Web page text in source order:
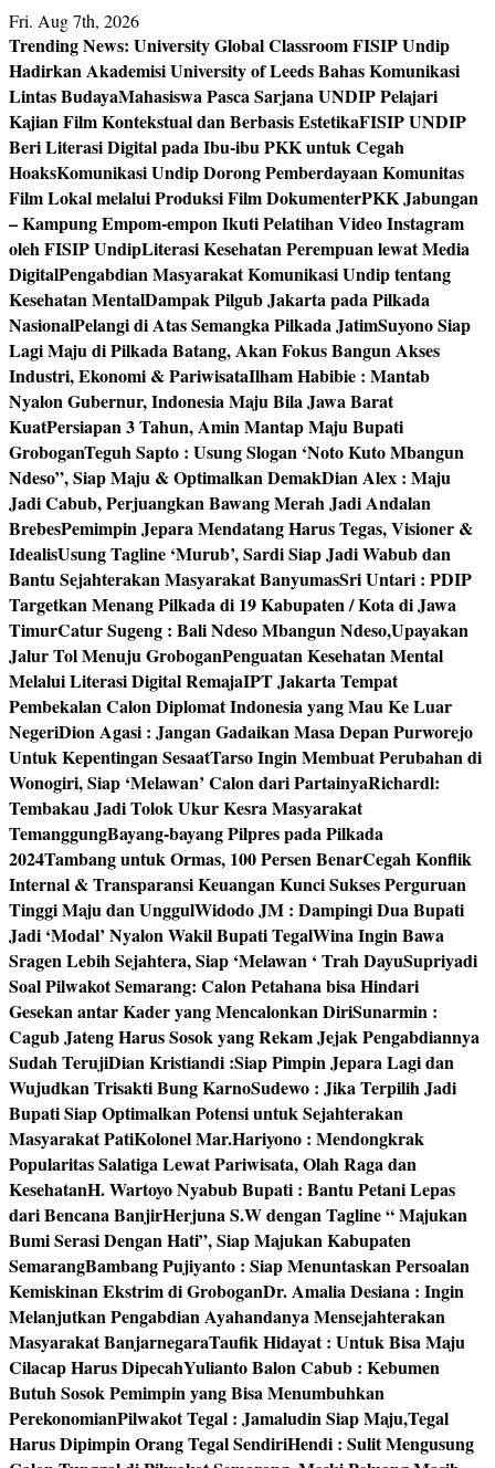
Skip
to
content
Fri. Aug 7th, 2026
Trending News: University Global Classroom FISIP Undip
Hadirkan Akademisi University of Leeds Bahas Komunikasi
Lintas BudayaMahasiswa Pasca Sarjana UNDIP Pelajari
Kajian Film Kontekstual dan Berbasis EstetikaFISIP UNDIP
Beri Literasi Digital pada Ibu-ibu PKK untuk Cegah
HoaksKomunikasi Undip Dorong Pemberdayaan Komunitas
Film Lokal melalui Produksi Film DokumenterPKK Jabungan
– Kampung Empom-empon Ikuti Pelatihan Video Instagram
oleh FISIP UndipLiterasi Kesehatan Perempuan lewat Media
DigitalPengabdian Masyarakat Komunikasi Undip tentang
Kesehatan MentalDampak Pilgub Jakarta pada Pilkada
NasionalPelangi di Atas Semangka Pilkada JatimSuyono Siap
Lagi Maju di Pilkada Batang, Akan Fokus Bangun Akses
Industri, Ekonomi & PariwisataIlham Habibie : Mantab
Nyalon Gubernur, Indonesia Maju Bila Jawa Barat
KuatPersiapan 3 Tahun, Amin Mantap Maju Bupati
GroboganTeguh Sapto : Usung Slogan ‘Noto Kuto Mbangun
Ndeso”, Siap Maju & Optimalkan DemakDian Alex : Maju
Jadi Cabub, Perjuangkan Bawang Merah Jadi Andalan
BrebesPemimpin Jepara Mendatang Harus Tegas, Visioner &
IdealisUsung Tagline ‘Murub’, Sardi Siap Jadi Wabub dan
Bantu Sejahterakan Masyarakat BanyumasSri Untari : PDIP
Targetkan Menang Pilkada di 19 Kabupaten / Kota di Jawa
TimurCatur Sugeng : Bali Ndeso Mbangun Ndeso,Upayakan
Jalur Tol Menuju GroboganPenguatan Kesehatan Mental
Melalui Literasi Digital RemajaIPT Jakarta Tempat
Pembekalan Calon Diplomat Indonesia yang Mau Ke Luar
NegeriDion Agasi : Jangan Gadaikan Masa Depan Purworejo
Untuk Kepentingan SesaatTarso Ingin Membuat Perubahan di
Wonogiri, Siap ‘Melawan’ Calon dari PartainyaRichardl:
Tembakau Jadi Tolok Ukur Kesra Masyarakat
TemanggungBayang-bayang Pilpres pada Pilkada
2024Tambang untuk Ormas, 100 Persen BenarCegah Konflik
Internal & Transparansi Keuangan Kunci Sukses Perguruan
Tinggi Maju dan UnggulWidodo JM : Dampingi Dua Bupati
Jadi ‘Modal’ Nyalon Wakil Bupati TegalWina Ingin Bawa
Sragen Lebih Sejahtera, Siap ‘Melawan ‘ Trah DayuSupriyadi
Soal Pilwakot Semarang: Calon Petahana bisa Hindari
Gesekan antar Kader yang Mencalonkan DiriSunarmin :
Cagub Jateng Harus Sosok yang Rekam Jejak Pengabdiannya
Sudah TerujiDian Kristiandi :Siap Pimpin Jepara Lagi dan
Wujudkan Trisakti Bung KarnoSudewo : Jika Terpilih Jadi
Bupati Siap Optimalkan Potensi untuk Sejahterakan
Masyarakat PatiKolonel Mar.Hariyono : Mendongkrak
Popularitas Salatiga Lewat Pariwisata, Olah Raga dan
KesehatanH. Wartoyo Nyabub Bupati : Bantu Petani Lepas
dari Bencana BanjirHerjuna S.W dengan Tagline “ Majukan
Bumi Serasi Dengan Hati”, Siap Majukan Kabupaten
SemarangBambang Pujiyanto : Siap Menuntaskan Persoalan
Kemiskinan Ekstrim di GroboganDr. Amalia Desiana : Ingin
Melanjutkan Pengabdian Ayahandanya Mensejahterakan
Masyarakat BanjarnegaraTaufik Hidayat : Untuk Bisa Maju
Cilacap Harus DipecahYulianto Balon Cabub : Kebumen
Butuh Sosok Pemimpin yang Bisa Menumbuhkan
PerekonomianPilwakot Tegal : Jamaludin Siap Maju,Tegal
Harus Dipimpin Orang Tegal SendiriHendi : Sulit Mengusung